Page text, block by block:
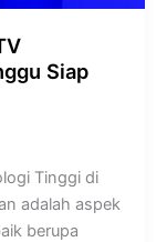
Siap
Tinggi di
adalah aspek
berupa